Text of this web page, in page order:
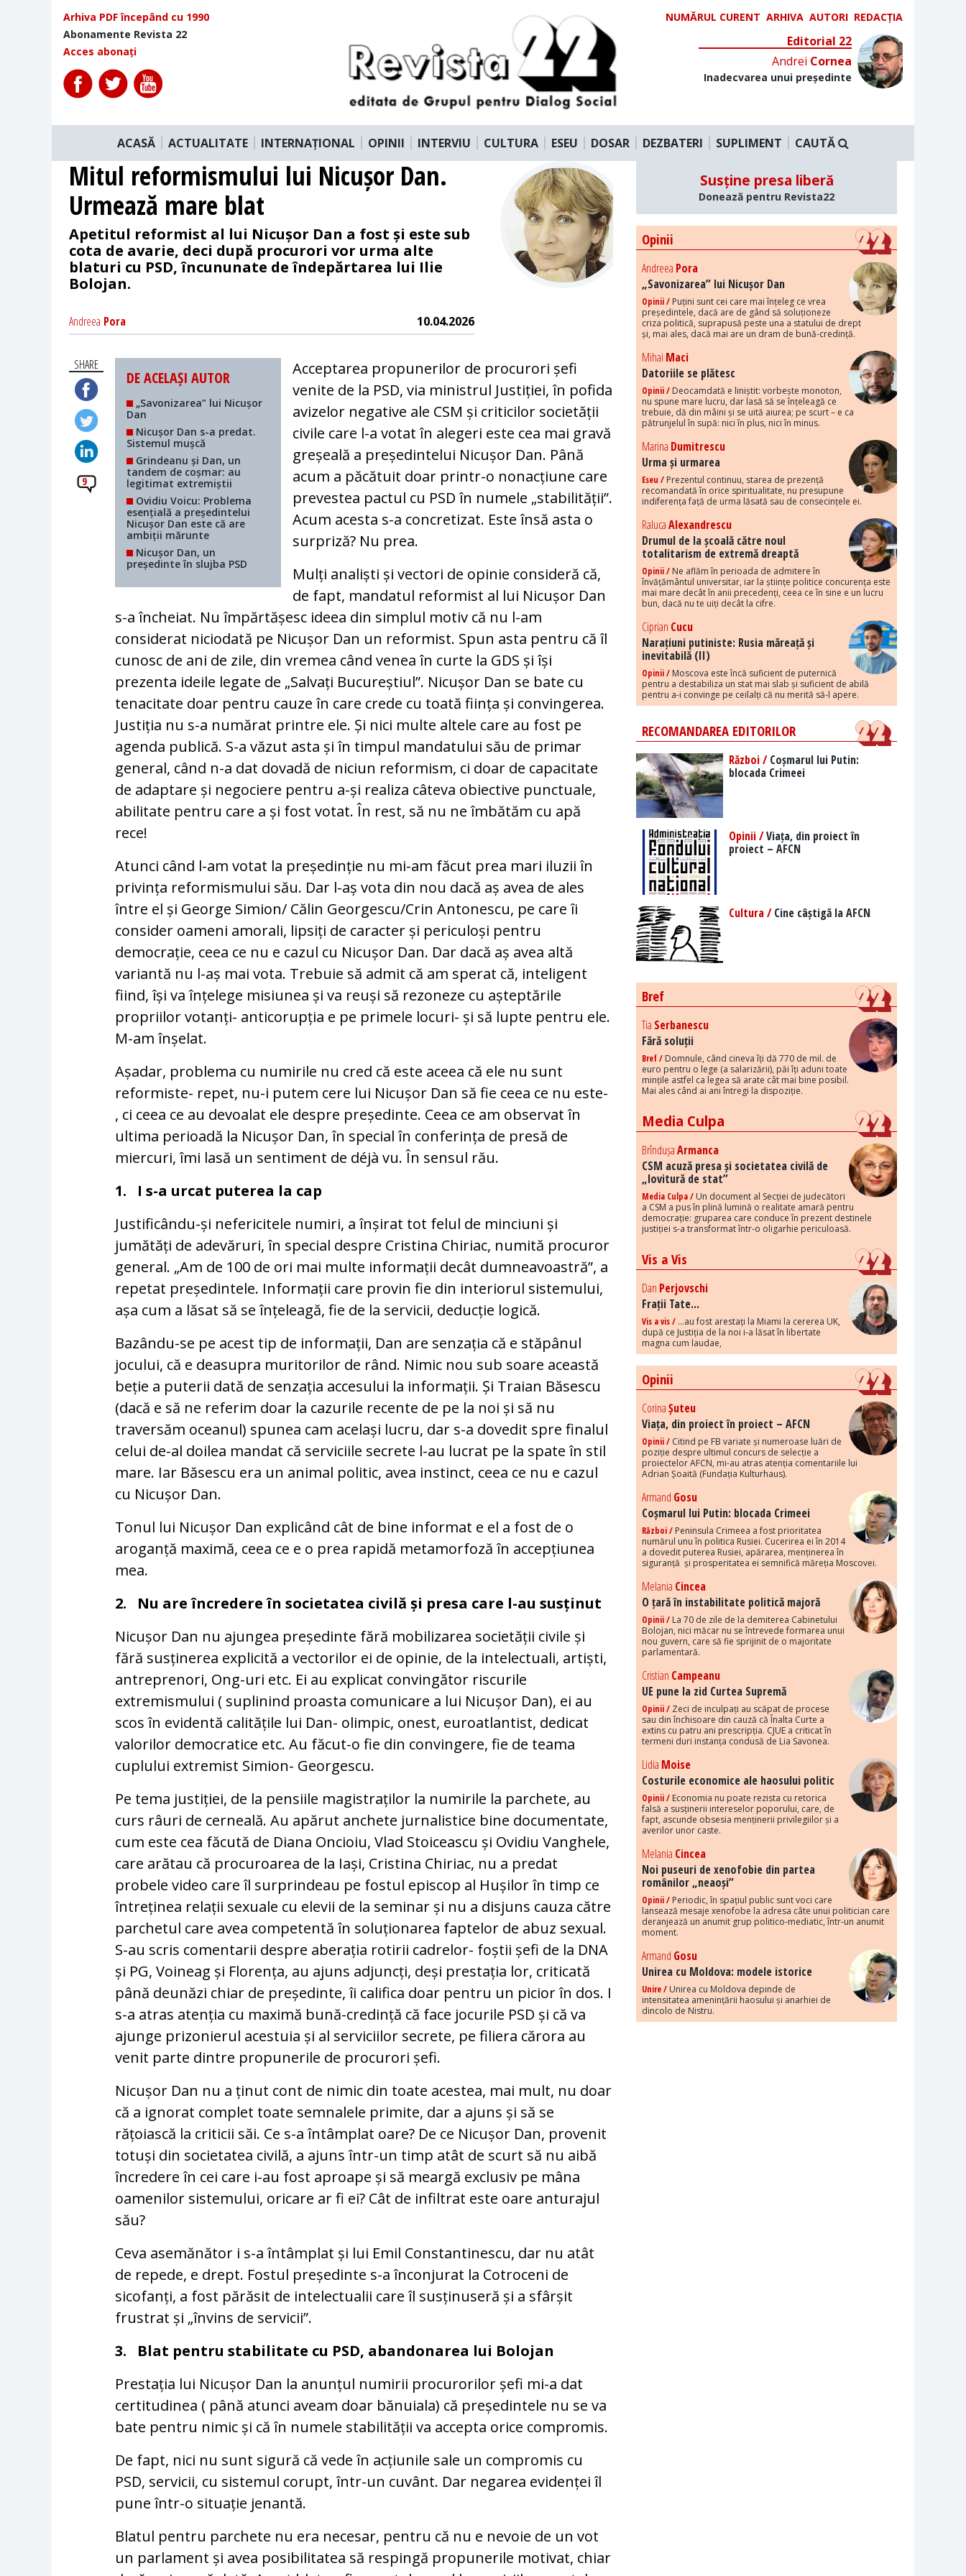
Arhiva PDF începând cu 1990
Abonamente Revista 22
Acces abonați
NUMĂRUL CURENT ARHIVA AUTORI REDACȚIA
Editorial 22
Andrei Cornea
Inadecvarea unui președinte
ACASĂ ACTUALITATE INTERNAȚIONAL OPINII INTERVIU CULTURA ESEU DOSAR DEZBATERI SUPLIMENT CAUTĂ
Mitul reformismului lui Nicușor Dan.
Urmează mare blat
Apetitul reformist al lui Nicușor Dan a fost și este sub
cota de avarie, deci după procurori vor urma alte
blaturi cu PSD, încununate de îndepărtarea lui Ilie
Bolojan.
Andreea Pora 10.04.2026
SHARE
9
DE ACELAȘI AUTOR
„Savonizarea” lui Nicușor
Dan
Nicușor Dan s-a predat.
Sistemul mușcă
Grindeanu și Dan, un
tandem de coșmar: au
legitimat extremiștii
Ovidiu Voicu: Problema
esențială a președintelui
Nicușor Dan este că are
ambiții mărunte
Nicușor Dan, un
președinte în slujba PSD
Acceptarea propunerilor de procurori șefi
venite de la PSD, via ministrul Justiției, în pofida
avizelor negative ale CSM și criticilor societății
civile care l-a votat în alegeri este cea mai gravă
greșeală a președintelui Nicușor Dan. Până
acum a păcătuit doar printr-o nonacțiune care
prevestea pactul cu PSD în numele „stabilității”.
Acum acesta s-a concretizat. Este însă asta o
surpriză? Nu prea.
Mulți analiști și vectori de opinie consideră că,
de fapt, mandatul reformist al lui Nicușor Dan
s-a încheiat. Nu împărtășesc ideea din simplul motiv că nu l-am
considerat niciodată pe Nicușor Dan un reformist. Spun asta pentru că îl
cunosc de ani de zile, din vremea când venea în curte la GDS și își
prezenta ideile legate de „Salvați Bucureștiul”. Nicușor Dan se bate cu
tenacitate doar pentru cauze în care crede cu toată ființa și convingerea.
Justiția nu s-a numărat printre ele. Și nici multe altele care au fost pe
agenda publică. S-a văzut asta și în timpul mandatului său de primar
general, când n-a dat dovadă de niciun reformism, ci doar de capacitate
de adaptare și negociere pentru a-și realiza câteva obiective punctuale,
abilitate pentru care a și fost votat. În rest, să nu ne îmbătăm cu apă
rece!
Atunci când l-am votat la președinție nu mi-am făcut prea mari iluzii în
privința reformismului său. Dar l-aș vota din nou dacă aș avea de ales
între el și George Simion/ Călin Georgescu/Crin Antonescu, pe care îi
consider oameni amorali, lipsiți de caracter și periculoși pentru
democrație, ceea ce nu e cazul cu Nicușor Dan. Dar dacă aș avea altă
variantă nu l-aș mai vota. Trebuie să admit că am sperat că, inteligent
fiind, își va înțelege misiunea și va reuși să rezoneze cu așteptările
propriilor votanți- anticorupția e pe primele locuri- și să lupte pentru ele.
M-am înșelat.
Așadar, problema cu numirile nu cred că este aceea că ele nu sunt
reformiste- repet, nu-i putem cere lui Nicușor Dan să fie ceea ce nu este-
, ci ceea ce au devoalat ele despre președinte. Ceea ce am observat în
ultima perioadă la Nicușor Dan, în special în conferința de presă de
miercuri, îmi lasă un sentiment de déjà vu. În sensul rău.
1. I s-a urcat puterea la cap
Justificându-și nefericitele numiri, a înșirat tot felul de minciuni și
jumătăți de adevăruri, în special despre Cristina Chiriac, numită procuror
general. „Am de 100 de ori mai multe informații decât dumneavoastră”, a
repetat președintele. Informații care provin fie din interiorul sistemului,
așa cum a lăsat să se înțeleagă, fie de la servicii, deducție logică.
Bazându-se pe acest tip de informații, Dan are senzația că e stăpânul
jocului, că e deasupra muritorilor de rând. Nimic nou sub soare această
beție a puterii dată de senzația accesului la informații. Și Traian Băsescu
(dacă e să ne referim doar la cazurile recente de pe la noi și să nu
traversăm oceanul) spunea cam același lucru, dar s-a dovedit spre finalul
celui de-al doilea mandat că serviciile secrete l-au lucrat pe la spate în stil
mare. Iar Băsescu era un animal politic, avea instinct, ceea ce nu e cazul
cu Nicușor Dan.
Tonul lui Nicușor Dan explicând cât de bine informat e el a fost de o
aroganță maximă, ceea ce e o prea rapidă metamorfoză în accepțiunea
mea.
2. Nu are încredere în societatea civilă și presa care l-au susținut
Nicușor Dan nu ajungea președinte fără mobilizarea societății civile și
fără susținerea explicită a vectorilor ei de opinie, de la intelectuali, artiști,
antreprenori, Ong-uri etc. Ei au explicat convingător riscurile
extremismului ( suplinind proasta comunicare a lui Nicușor Dan), ei au
scos în evidentă calitățile lui Dan- olimpic, onest, euroatlantist, dedicat
valorilor democratice etc. Au făcut-o fie din convingere, fie de teama
cuplului extremist Simion- Georgescu.
Pe tema justiției, de la pensiile magistraților la numirile la parchete, au
curs râuri de cerneală. Au apărut anchete jurnalistice bine documentate,
cum este cea făcută de Diana Oncioiu, Vlad Stoiceascu și Ovidiu Vanghele,
care arătau că procuroarea de la Iași, Cristina Chiriac, nu a predat
probele video care îl surprindeau pe fostul episcop al Hușilor în timp ce
întreținea relații sexuale cu elevii de la seminar și nu a disjuns cauza către
parchetul care avea competentă în soluționarea faptelor de abuz sexual.
S-au scris comentarii despre aberația rotirii cadrelor- foștii șefi de la DNA
și PG, Voineag și Florența, au ajuns adjuncți, deși prestația lor, criticată
până deunăzi chiar de președinte, îi califica doar pentru un picior în dos. I
s-a atras atenția cu maximă bună-credință că face jocurile PSD și că va
ajunge prizonierul acestuia și al serviciilor secrete, pe filiera cărora au
venit parte dintre propunerile de procurori șefi.
Nicușor Dan nu a ținut cont de nimic din toate acestea, mai mult, nu doar
că a ignorat complet toate semnalele primite, dar a ajuns și să se
rățoiască la criticii săi. Ce s-a întâmplat oare? De ce Nicușor Dan, provenit
totuși din societatea civilă, a ajuns într-un timp atât de scurt să nu aibă
încredere în cei care i-au fost aproape și să meargă exclusiv pe mâna
oamenilor sistemului, oricare ar fi ei? Cât de infiltrat este oare anturajul
său?
Ceva asemănător i s-a întâmplat și lui Emil Constantinescu, dar nu atât
de repede, e drept. Fostul președinte s-a înconjurat la Cotroceni de
sicofanți, a fost părăsit de intelectualii care îl susținuseră și a sfârșit
frustrat și „învins de servicii”.
3. Blat pentru stabilitate cu PSD, abandonarea lui Bolojan
Prestația lui Nicușor Dan la anunțul numirii procurorilor șefi mi-a dat
certitudinea ( până atunci aveam doar bănuiala) că președintele nu se va
bate pentru nimic și că în numele stabilității va accepta orice compromis.
De fapt, nici nu sunt sigură că vede în acțiunile sale un compromis cu
PSD, servicii, cu sistemul corupt, într-un cuvânt. Dar negarea evidenței îl
pune într-o situație jenantă.
Blatul pentru parchete nu era necesar, pentru că nu e nevoie de un vot
un parlament și avea posibilitatea să respingă propunerile motivat, chiar
Susține presa liberă
Donează pentru Revista22
Opinii
Andreea Pora
„Savonizarea” lui Nicușor Dan
Opinii / Puțini sunt cei care mai înțeleg ce vrea
președintele, dacă are de gând să soluționeze
criza politică, suprapusă peste una a statului de drept
și, mai ales, dacă mai are un dram de bună-credință.
Mihai Maci
Datoriile se plătesc
Opinii / Deocamdată e liniștit: vorbește monoton,
nu spune mare lucru, dar lasă să se înțeleagă ce
trebuie, dă din mâini și se uită aiurea; pe scurt – e ca
pătrunjelul în supă: nici în plus, nici în minus.
Marina Dumitrescu
Urma și urmarea
Eseu / Prezentul continuu, starea de prezență
recomandată în orice spiritualitate, nu presupune
indiferența față de urma lăsată sau de consecințele ei.
RalucaAlexandrescu
Drumul de la școală către noul
totalitarism de extremă dreaptă
Opinii / Ne aflăm în perioada de admitere în
învățământul universitar, iar la științe politice concurența este
mai mare decât în anii precedenți, ceea ce în sine e un lucru
bun, dacă nu te uiți decât la cifre.
Ciprian Cucu
Narațiuni putiniste: Rusia măreață și
inevitabilă (II)
Opinii / Moscova este încă suficient de puternică
pentru a destabiliza un stat mai slab și suficient de abilă
pentru a-i convinge pe ceilalți că nu merită să-l apere.
RECOMANDAREA EDITORILOR
Război /Coșmarul lui Putin:
blocada Crimeei
Opinii /Viața, din proiect în
proiect – AFCN
Cultura /Cine câștigă la AFCN
Bref
Tia Serbanescu
Fără soluții
Bref / Domnule, când cineva îți dă 770 de mil. de
euro pentru o lege (a salarizării), păi îți aduni toate
mințile astfel ca legea să arate cât mai bine posibil.
Mai ales când ai ani întregi la dispoziție.
Media Culpa
BrîndușaArmanca
CSM acuză presa și societatea civilă de
„lovitură de stat”
Media Culpa / Un document al Secției de judecători
a CSM a pus în plină lumină o realitate amară pentru
democrație: gruparea care conduce în prezent destinele
justiției s-a transformat într-o oligarhie periculoasă.
Vis a Vis
Dan Perjovschi
Frații Tate...
Vis a vis / ...au fost arestați la Miami la cererea UK,
după ce Justiția de la noi i-a lăsat în libertate
magna cum laudae,
Opinii
CorinaȘuteu
Viața, din proiect în proiect – AFCN
Opinii / Citind pe FB variate și numeroase luări de
poziție despre ultimul concurs de selecție a
proiectelor AFCN, mi-au atras atenția comentariile lui
Adrian Șoaită (Fundația Kulturhaus).
Armand Gosu
Coșmarul lui Putin: blocada Crimeei
Război / Peninsula Crimeea a fost prioritatea
numărul unu în politica Rusiei. Cucerirea ei în 2014
a dovedit puterea Rusiei, apărarea, menținerea în
siguranță și prosperitatea ei semnifică măreția Moscovei.
Melania Cincea
O țară în instabilitate politică majoră
Opinii / La 70 de zile de la demiterea Cabinetului
Bolojan, nici măcar nu se întrevede formarea unui
nou guvern, care să fie sprijinit de o majoritate
parlamentară.
Cristian Campeanu
UE pune la zid Curtea Supremă
Opinii / Zeci de inculpați au scăpat de procese
sau din închisoare din cauză că Înalta Curte a
extins cu patru ani prescripția. CJUE a criticat în
termeni duri instanța condusă de Lia Savonea.
Lidia Moise
Costurile economice ale haosului politic
Opinii / Economia nu poate rezista cu retorica
falsă a susținerii intereselor poporului, care, de
fapt, ascunde obsesia menținerii privilegiilor și a
averilor unor caste.
Melania Cincea
Noi puseuri de xenofobie din partea
românilor „neaoși”
Opinii / Periodic, în spațiul public sunt voci care
lansează mesaje xenofobe la adresa câte unui politician care
deranjează un anumit grup politico-mediatic, într-un anumit
moment.
Armand Gosu
Unirea cu Moldova: modele istorice
Unire / Unirea cu Moldova depinde de
intensitatea amenințării haosului și anarhiei de
dincolo de Nistru.